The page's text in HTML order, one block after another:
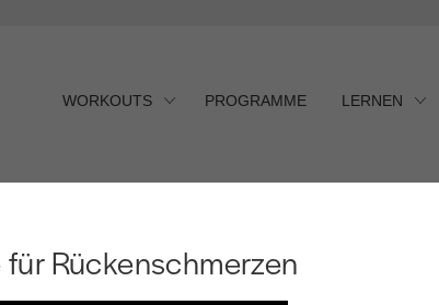
WORKOUTS PROGRAMME LERNEN
Rückenschmerzen
Rückenschmerzen